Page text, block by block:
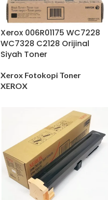
Xerox 006R01175 WC7228
WC7328 C2128 Orijinal
Siyah Toner
Xerox Fotokopi Toner
XEROX